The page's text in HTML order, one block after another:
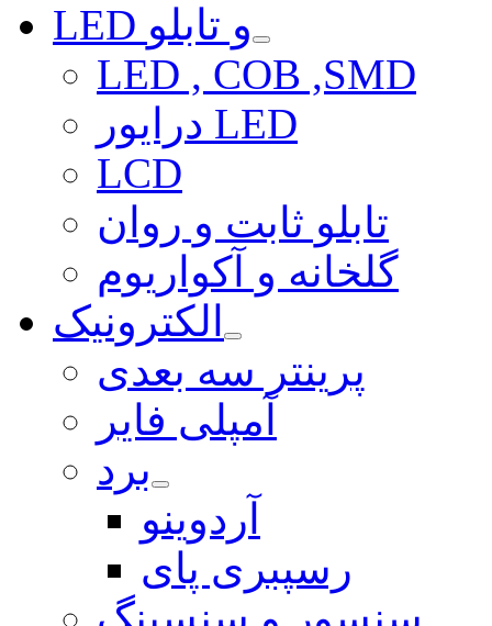
LED و تابلو
LED , COB ,SMD
درایور LED
LCD
تابلو ثابت و روان
گلخانه و آکواریوم
الکترونیک
پرینتر سه بعدی
آمپلی فایر
برد
آردوینو
رسپبری پای